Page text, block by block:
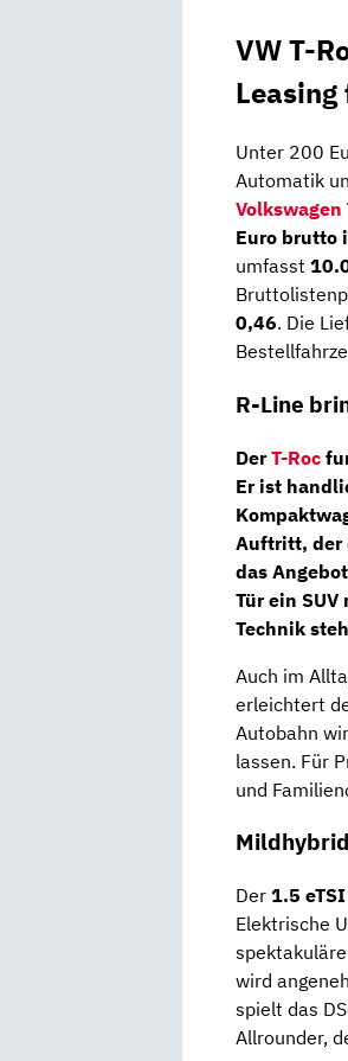
VW T-
Unter 200
Automatik
Volkswagen
Euro brutto
umfasst
0,46. Die
R-Line
DerT-Roc
Er ist
Auftritt, der
das
Tür ein
Technik
Auch im
erleichtert
Autobahn
lassen. Für
und
Der 1.5 eTSI
Elektrische
wird
spielt das
Allrounder,